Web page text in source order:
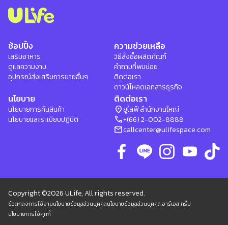
ช้อปปิ้ง
เสริมอาหาร
ดูแลความงาม
อุปกรณ์ส่งเสริมการขายอื่นๆ
ความช่วยเหลือ
วิธีสั่งซื้อผลิตภัณฑ์
คำถามที่พบบ่อย
ติดต่อเรา
ดาวน์โหลดเอกสารธุรกิจ
นโยบาย
นโยบายการคืนสินค้า
นโยบายและระเบียบปฏิบัติ
ติดต่อเรา
location_onยูไลฟ์ สำนักงานใหญ่
phone+(66) 2-002-8888
mailcallcenter@ulifespace.com
Copyright ©2026 ULife, All rights reserved.
ข้อตกลงการใช้งานนโยบายข้อมูลส่วนบุคคลนโยบายข้อมูลส่วนบุคคล อาร์เอส กรุ๊ป
นโยบายการใช้คุกกี้